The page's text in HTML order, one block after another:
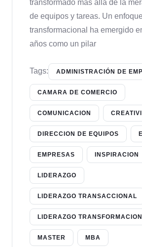
transformado más allá de la
de equipos y tareas. Un enfoque
transformacional ha emergido
años como un pilar
Tags: ADMINISTRACIÓN DE
CAMARA DE COMERCIO
COMUNICACION
DIRECCION DE EQUIPOS
EMPRESAS INSPIRACION
LIDERAZGO
LIDERAZGO TRANSACCIONAL
LIDERAZGO
MASTER MBA